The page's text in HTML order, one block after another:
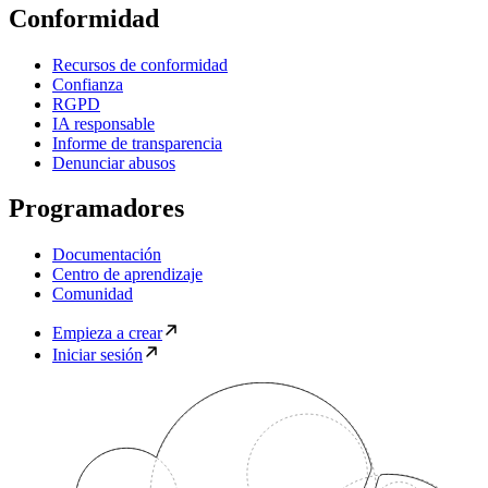
Conformidad
Recursos de conformidad
Confianza
RGPD
IA responsable
Informe de transparencia
Denunciar abusos
Programadores
Documentación
Centro de aprendizaje
Comunidad
Empieza a crear
Iniciar sesión